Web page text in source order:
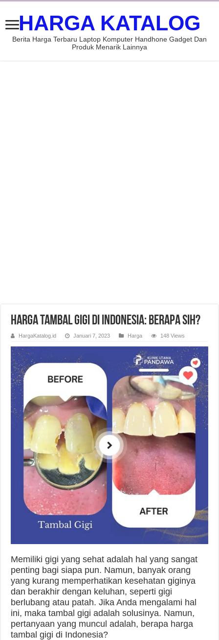
HARGA KATALOG
Berita Harga Terbaru Laptop Komputer Handhone Gadget Dan
Produk Menarik Lainnya
Harga Tambal Gigi di Indonesia: Berapa Sih?
HargaKatalog.id Januari 7, 2023 Harga 148 Views
Memiliki gigi yang sehat adalah hal yang sangat
penting bagi siapa pun. Namun, banyak orang
yang kurang memperhatikan kesehatan giginya
dan berakhir dengan keluhan, seperti gigi
berlubang atau patah. Jika Anda mengalami hal
ini, maka tambal gigi adalah solusinya. Namun,
pertanyaan yang muncul adalah, berapa harga
tambal gigi di Indonesia?